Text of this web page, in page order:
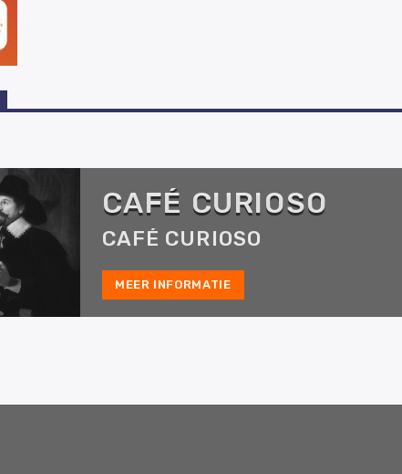
CAFÉ CURIOSO
CAFÉ CURIOSO
MEER INFORMATIE